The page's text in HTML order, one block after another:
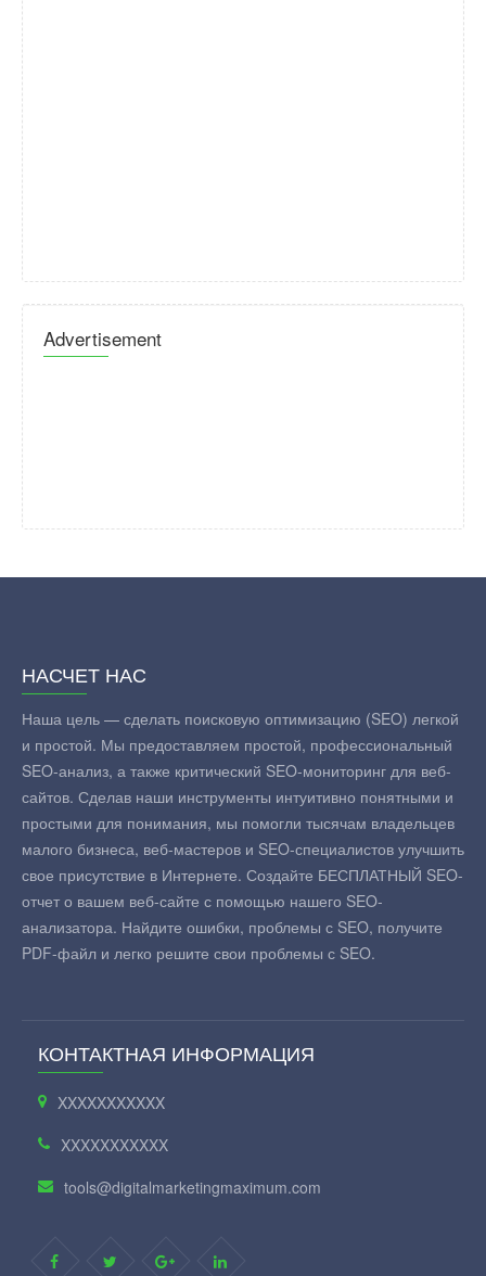
Advertisement
НАСЧЕТ НАС
Наша цель — сделать поисковую оптимизацию (SEO) легкой
и простой. Мы предоставляем простой, профессиональный
SEO-анализ, а также критический SEO-мониторинг для веб-
сайтов. Сделав наши инструменты интуитивно понятными и
простыми для понимания, мы помогли тысячам владельцев
малого бизнеса, веб-мастеров и SEO-специалистов улучшить
свое присутствие в Интернете. Создайте БЕСПЛАТНЫЙ SEO-
отчет о вашем веб-сайте с помощью нашего SEO-
анализатора. Найдите ошибки, проблемы с SEO, получите
PDF-файл и легко решите свои проблемы с SEO.
КОНТАКТНАЯ ИНФОРМАЦИЯ
XXXXXXXXXXX
XXXXXXXXXXX
tools@digitalmarketingmaximum.com